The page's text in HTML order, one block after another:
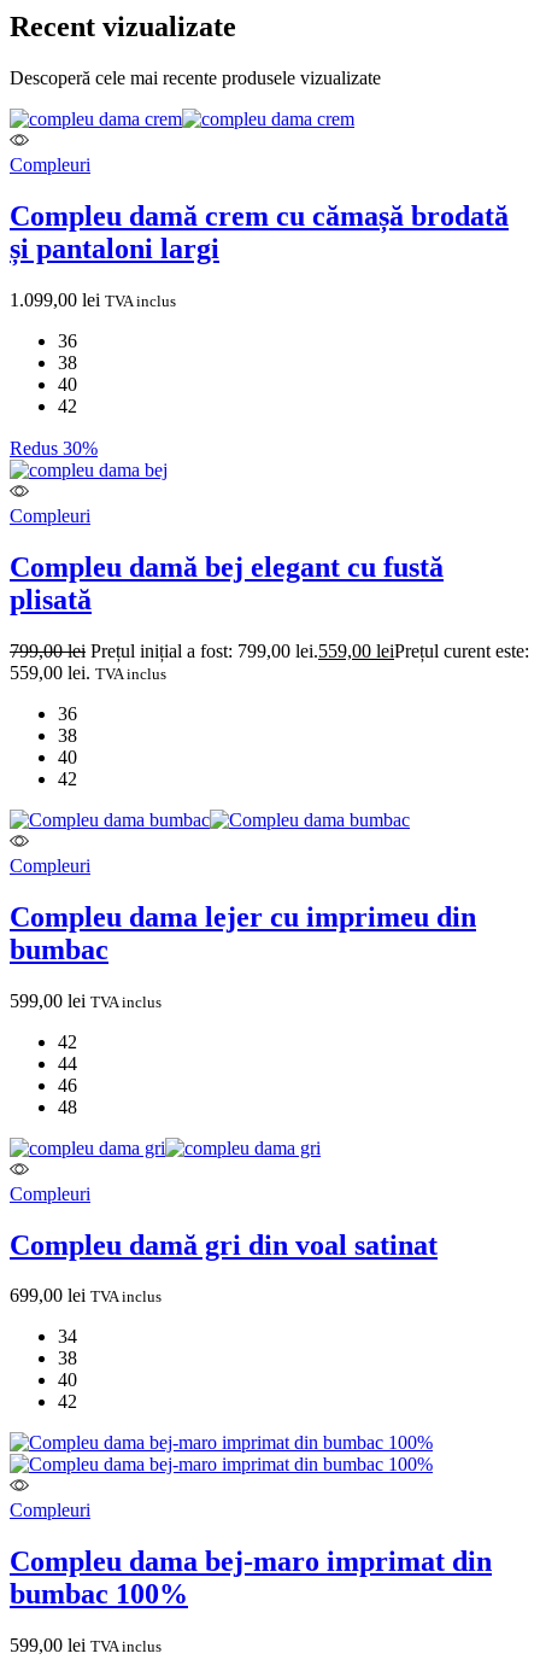
Recent vizualizate
Descoperă cele mai recente produsele vizualizate
Compleuri
Compleu damă crem cu cămașă brodată
și pantaloni largi
1.099,00 lei TVA inclus
36
38
40
42
Redus 30%
Compleuri
Compleu damă bej elegant cu fustă
plisată
799,00lei Prețul inițial a fost: 799,00 lei.559,00 leiPrețul curent este:
559,00 lei. TVA inclus
36
38
40
42
Compleuri
Compleu dama lejer cu imprimeu din
bumbac
599,00 lei TVA inclus
42
44
46
48
Compleuri
Compleu damă gri din voal satinat
699,00 lei TVA inclus
34
38
40
42
Compleuri
Compleu dama bej-maro imprimat din
bumbac 100%
599,00 lei TVA inclus